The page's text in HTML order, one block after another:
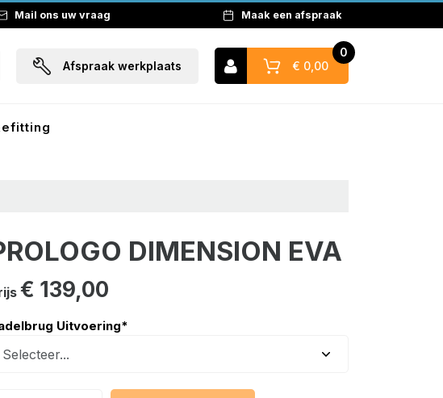
Mail ons uw vraag Maak een afspraak
Afspraak werkplaats € 0,00
0
DIMENSION EVA
€ 139,00
Uitvoering*